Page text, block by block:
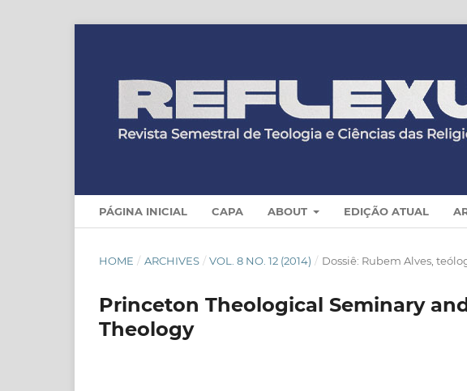
PÁGINA INICIAL CAPA ABOUT EDIÇÃO ATUAL
HOME / ARCHIVES / VOL. 8 NO. 12 (2014) / Dossiê: Rubem Alves,
Princeton Theological Seminary
Theology